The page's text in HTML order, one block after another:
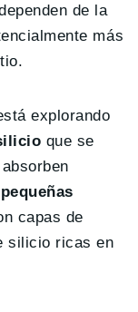
de la
más
explorando
que se
pequeñas
capas de
silicio ricas en